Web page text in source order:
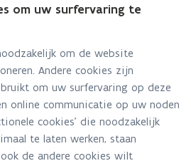
(kunststoffen)
dit team? Stel ze hier:
om uw surfervaring te
om de website
Andere cookies zijn
om uw surfervaring op deze
online communicatie op uw noden
cookies' die noodzakelijk
te laten werken, staan
de andere cookies wilt